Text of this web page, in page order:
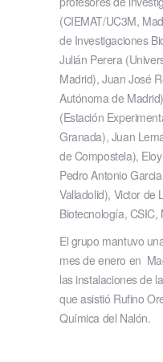
(CIEMAT/UC3M,
de Investigaciones
Julián Perera
Madrid), Juan José
Autónoma de
(Estación
Granada), Juan
de Compostela),
Pedro Antonio
Valladolid), Victor de
Biotecnología, CSIC,
El grupo mantuvo
mes de enero en
las instalaciones de
que asistió Rufino
Química del Nalón.